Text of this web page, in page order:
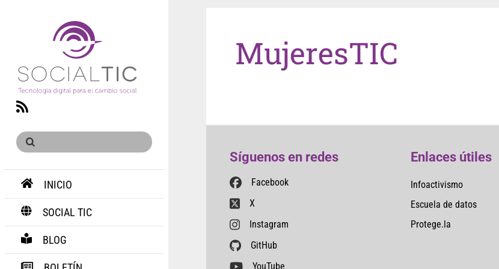
RSS
INICIO
SOCIAL TIC
BLOG
MujeresTIC
Síguenos en redes
Facebook
X
Instagram
GitHub
YouTube
Enlaces útiles
Infoactivismo
Escuela de datos
Protege.la